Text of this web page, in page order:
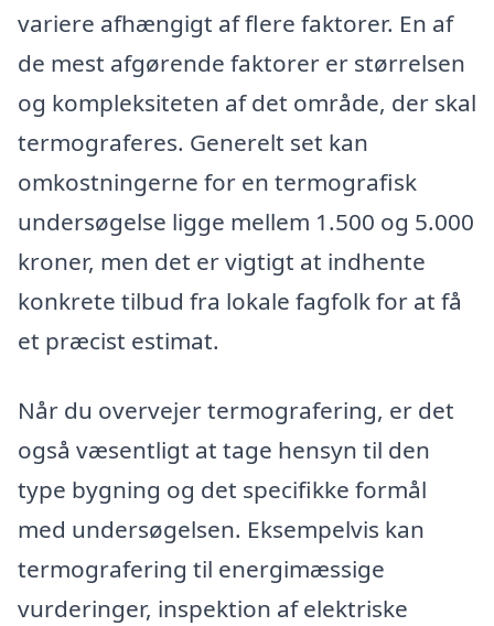
variere afhængigt af flere faktorer. En af
de mest afgørende faktorer er størrelsen
og kompleksiteten af det område, der skal
termograferes. Generelt set kan
omkostningerne for en termografisk
undersøgelse ligge mellem 1.500 og 5.000
kroner, men det er vigtigt at indhente
konkrete tilbud fra lokale fagfolk for at få
et præcist estimat.
Når du overvejer termografering, er det
også væsentligt at tage hensyn til den
type bygning og det specifikke formål
med undersøgelsen. Eksempelvis kan
termografering til energimæssige
vurderinger, inspektion af elektriske